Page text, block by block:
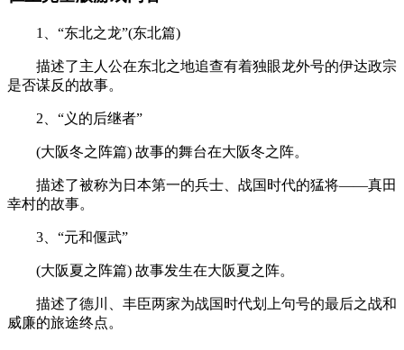
1、“东北之龙”(东北篇)
描述了主人公在东北之地追查有着独眼龙外号的伊达政宗
是否谋反的故事。
2、“义的后继者”
(大阪冬之阵篇) 故事的舞台在大阪冬之阵。
描述了被称为日本第一的兵士、战国时代的猛将——真田
幸村的故事。
3、“元和偃武”
(大阪夏之阵篇) 故事发生在大阪夏之阵。
描述了德川、丰臣两家为战国时代划上句号的最后之战和
威廉的旅途终点。